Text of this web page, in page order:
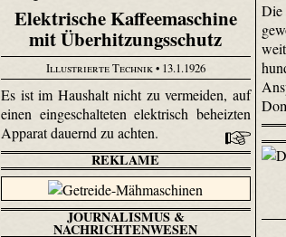
Elektrische Kaffeemaschine
mit Überhitzungsschutz
Illustrierte Technik• 13.1.1926
Es ist im Haushalt nicht zu vermeiden, auf
einen eingeschalteten elektrisch beheizten
Apparat dauernd zu achten.
REKLAME
JOURNALISMUS &
NACHRICHTENWESEN